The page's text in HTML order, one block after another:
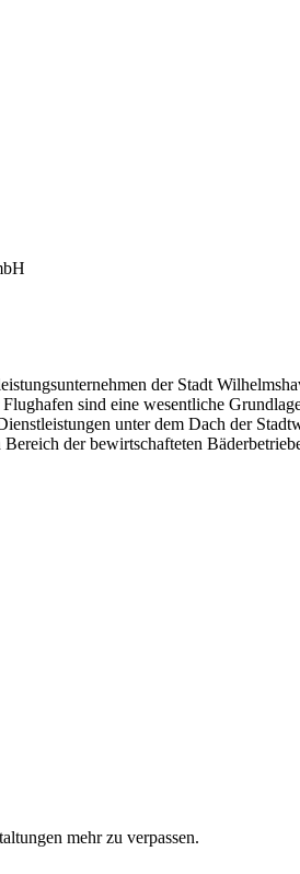
der Stadt
sind eine wesentliche
unter dem Dach der
der bewirtschafteten
mehr zu verpassen.